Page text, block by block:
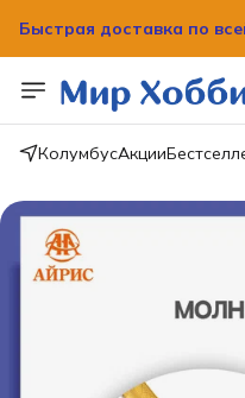
Быстрая доставка по
Быстрая доставка по
вашим домом!
КолумбусАкции